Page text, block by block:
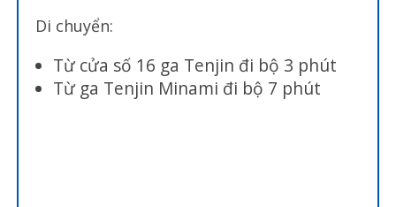
Di chuyển:
Từ cửa số 16 ga Tenjin đi bộ 3 phút
Từ ga Tenjin Minami đi bộ 7 phút